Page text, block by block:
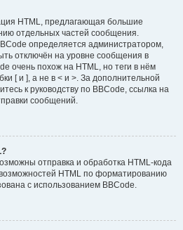
HTML, предлагающая большие
отдельных частей сообщения.
определяется администратором,
отключён на уровне сообщения в
очень похож на HTML, но теги в нём
[ и ], а не в < и >. За дополнительной
к руководству по BBCode, ссылка на
сообщений.
отправка и обработка HTML-кода
HTML по форматированию
с использованием BBCode.